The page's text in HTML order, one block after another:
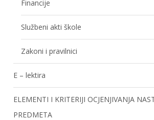
Financije
Službeni akti škole
Zakoni i pravilnici
E – lektira
ELEMENTI I KRITERIJI OCJENJIVANJA
PREDMETA